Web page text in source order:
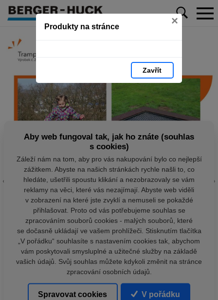
Produkty na stránce ×
Zavřít
Aby web fungoval tak, jak ho znáte (souhlas
s cookies)
Záleží nám na tom, aby pro vás nakupování bylo co nejlepší
zážitkem. Abyste na našich stránkách rychle našli to, co
hledáte, ušetřili spoustu klikání a nezobrazovaly se vám
reklamy na věci, které vás nezajímají. Abyste web viděli
v zobrazení na které jste zvyklí a nemuseli se pokaždé
přihlašovat. Proto od vás potřebujeme souhlas se
zpracováním souborů cookies - malých souborů, které
se dočasně ukládají ve vašem prohlížeči. Stisknutím tlačítka
„V pořádku“ souhlasíte s nastavením cookies tak, abychom
vám poskytovali smysluplné a užitečné služby na základě
vašich údajů. Svůj souhlas můžete kdykoli změnit na stránce
zpracování osobních údajů.
Spravovat cookies V pořádku